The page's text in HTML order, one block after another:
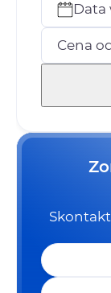
Data
Cena od